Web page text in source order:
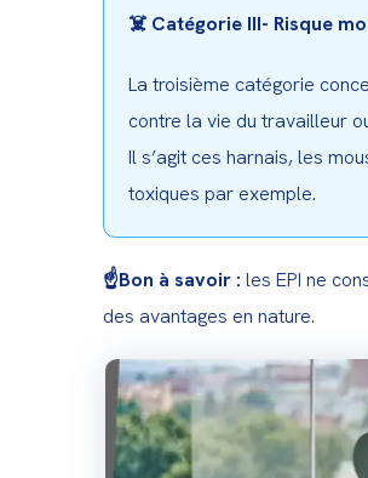
☠️ Catégorie III- Risque
La troisième catégorie
contre la vie du travailleur
Il s’agit ces harnais, les
toxiques par exemple.
☝️Bon à savoir : les EPI ne
des avantages en nature.